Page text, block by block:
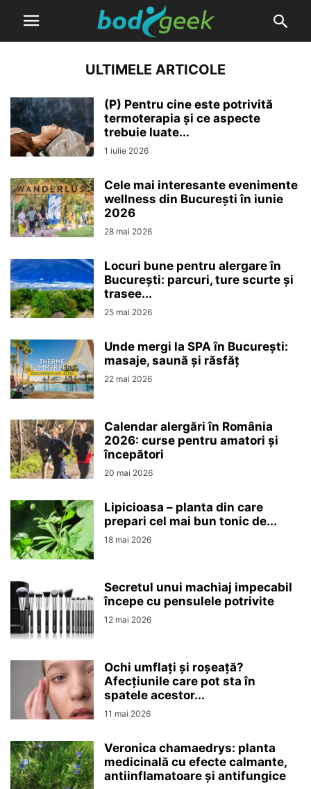
ULTIMELE ARTICOLE
(P) Pentru cine este potrivită
termoterapia și ce aspecte
trebuie luate...
1 iulie 2026
Cele mai interesante evenimente
wellness din București în iunie
2026
28 mai 2026
Locuri bune pentru alergare în
București: parcuri, ture scurte și
trasee...
25 mai 2026
Unde mergi la SPA în București:
masaje, saună și răsfăț
22 mai 2026
Calendar alergări în România
2026: curse pentru amatori și
începători
20 mai 2026
Lipicioasa – planta din care
prepari cel mai bun tonic de...
18 mai 2026
Secretul unui machiaj impecabil
începe cu pensulele potrivite
12 mai 2026
Ochi umflați și roșeață?
Afecțiunile care pot sta în
spatele acestor...
11 mai 2026
Veronica chamaedrys: planta
medicinală cu efecte calmante,
antiinflamatoare și antifungice